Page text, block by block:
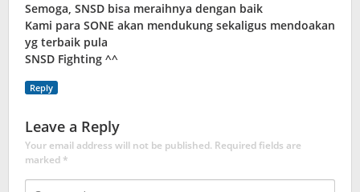
Semoga, SNSD bisa meraihnya dengan baik
Kami para SONE akan mendukung sekaligus mendoakan
yg terbaik pula
SNSD Fighting ^^
Reply
Leave a Reply
Your email address will not be published. Required fields are
marked*